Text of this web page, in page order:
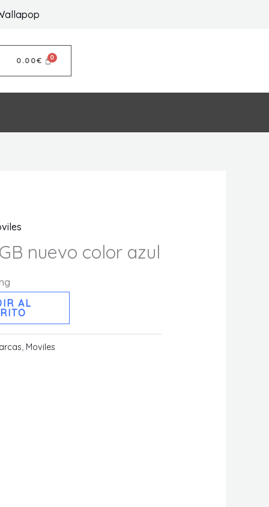
0.00€
nuevo color azul
AL
, Moviles